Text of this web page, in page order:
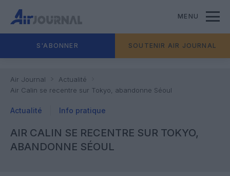
MENU
S'ABONNER SOUTENIR AIR JOURNAL
Air Journal
Actualité
Air Calin se recentre sur Tokyo, abandonne Séoul
Actualité Info pratique
AIR CALIN SE RECENTRE SUR TOKYO,
ABANDONNE SÉOUL